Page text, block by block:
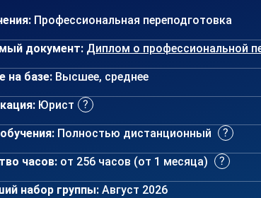
Профессиональная переподготовка
документ: Диплом о профессиональной
на базе: Высшее, среднее
Юрист
Полностью дистанционный
часов: от 256 часов (от 1 месяца)
набор группы: Август 2026